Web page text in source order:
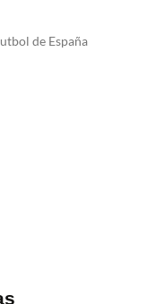
de España